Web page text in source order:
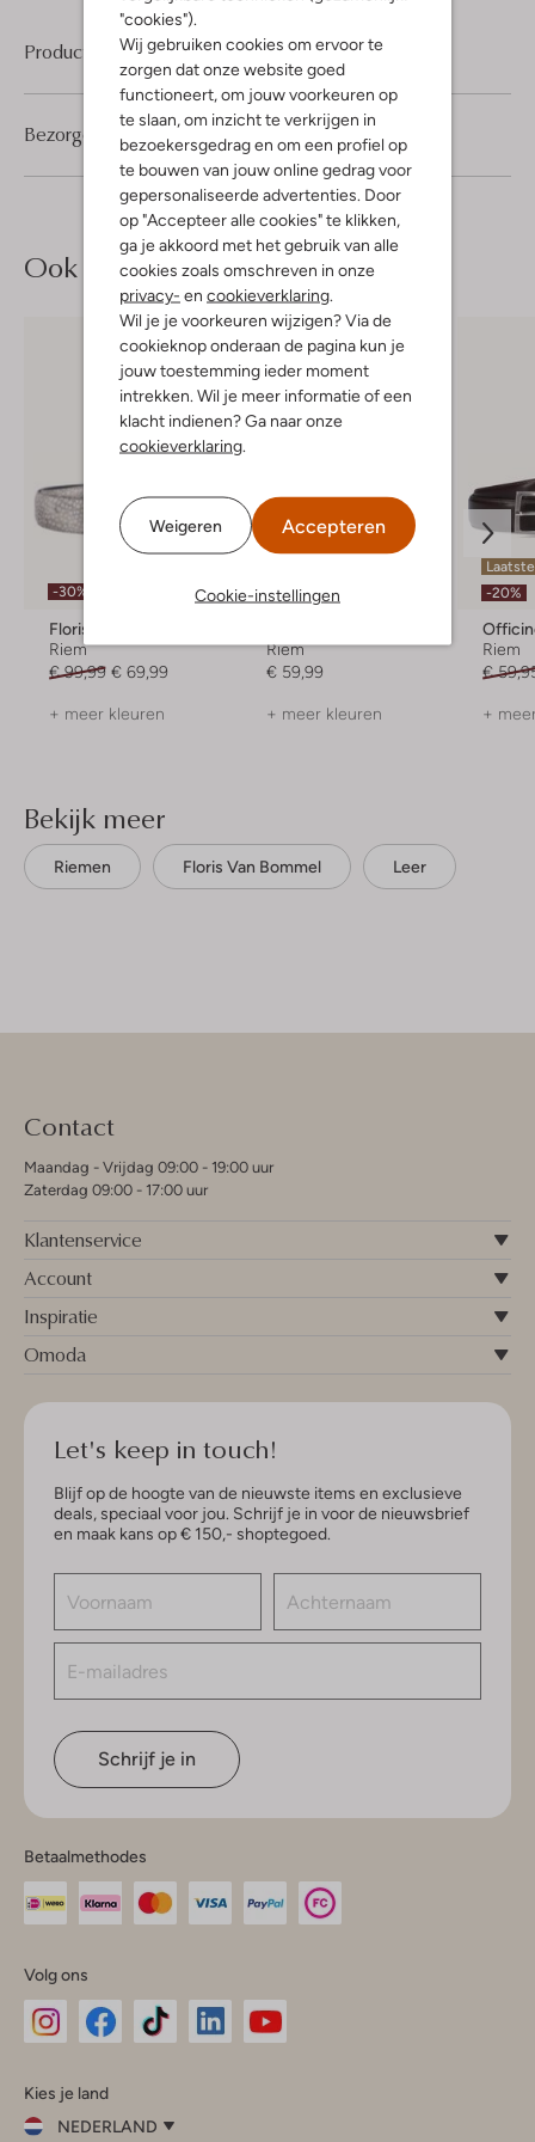
"cookies").
Wij gebruiken cookies om ervoor te
zorgen dat onze website goed
functioneert, om jouw voorkeuren op
te slaan, om inzicht te verkrijgen in
bezoekersgedrag en om een profiel op
te bouwen van jouw online gedrag voor
gepersonaliseerde advertenties. Door
op "Accepteer alle cookies" te klikken,
ga je akkoord met het gebruik van alle
cookies zoals omschreven in onze
privacy- en cookieverklaring.
Wil je je voorkeuren wijzigen? Via de
cookieknop onderaan de pagina kun je
jouw toestemming ieder moment
intrekken. Wil je meer informatie of een
klacht indienen? Ga naar onze
cookieverklaring.
Weigeren Accepteren
Cookie-instellingen
Product informatie
Bezorgen & retourneren
Ook iets voor jou?
-30%
Floris Van Bommel
Riem
€ 99,99 € 69,99
+ meer kleuren
Riem
€ 59,99
+ meer kleuren
-20%
Riem
€
+
Bekijk meer
Riemen Floris Van Bommel Leer
Contact
Maandag - Vrijdag 09:00 - 19:00 uur
Zaterdag 09:00 - 17:00 uur
Klantenservice
Account
Inspiratie
Omoda
Let's keep in touch!
Blijf op de hoogte van de nieuwste items en exclusieve
deals, speciaal voor jou. Schrijf je in voor de nieuwsbrief
en maak kans op € 150,- shoptegoed.
Schrijf je in
Betaalmethodes
Volg ons
InstagramFacebook
Kies je land
NEDERLAND